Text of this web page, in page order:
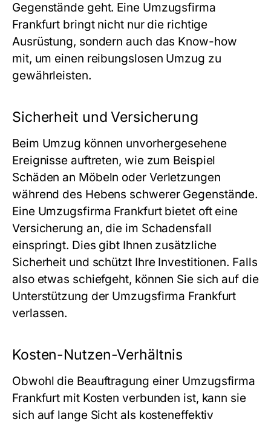
Gegenstände geht. Eine Umzugsfirma
Frankfurt bringt nicht nur die richtige
Ausrüstung, sondern auch das Know-how
mit, um einen reibungslosen Umzug zu
gewährleisten.
Sicherheit und Versicherung
Beim Umzug können unvorhergesehene
Ereignisse auftreten, wie zum Beispiel
Schäden an Möbeln oder Verletzungen
während des Hebens schwerer Gegenstände.
Eine Umzugsfirma Frankfurt bietet oft eine
Versicherung an, die im Schadensfall
einspringt. Dies gibt Ihnen zusätzliche
Sicherheit und schützt Ihre Investitionen. Falls
also etwas schiefgeht, können Sie sich auf die
Unterstützung der Umzugsfirma Frankfurt
verlassen.
Kosten-Nutzen-Verhältnis
Obwohl die Beauftragung einer Umzugsfirma
Frankfurt mit Kosten verbunden ist, kann sie
sich auf lange Sicht als kosteneffektiv